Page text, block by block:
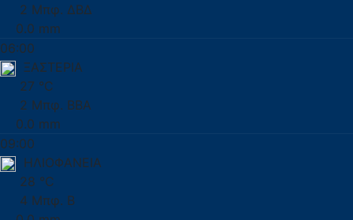
2 Μπφ. ΔΒΔ
0.0 mm
06:00
ΞΑΣΤΕΡΙΑ
27 °C
2 Μπφ. ΒΒΑ
0.0 mm
09:00
ΗΛΙΟΦΑΝΕΙΑ
28 °C
4 Μπφ. Β